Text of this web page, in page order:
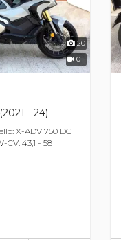
20
0
- 24)
X-ADV 750 DCT
CV: 43,1 - 58